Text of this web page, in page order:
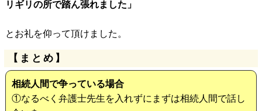
リギリの所で踏ん張れました」
とお礼を仰って頂けました。
【まとめ】
相続人間で争っている場合
①なるべく弁護士先生を入れずにまずは相続人間で話し